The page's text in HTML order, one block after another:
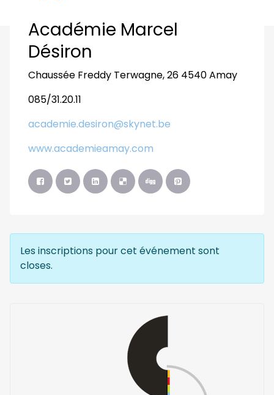
Académie Marcel
Désiron
Chaussée Freddy Terwagne, 26 4540 Amay
085/31.20.11
academie.desiron@skynet.be
www.academieamay.com
Les inscriptions pour cet événement sont
closes.